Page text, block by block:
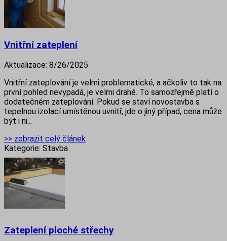
Vnitřní zateplení
Aktualizace: 8/26/2025
Vnitřní zateplování je velmi problematické, a ačkoliv to tak na
první pohled nevypadá, je velmi drahé. To samozřejmě platí o
dodatečném zateplování. Pokud se staví novostavba s
tepelnou izolací umístěnou uvnitř, jde o jiný případ, cena může
být i ni...
>> zobrazit celý článek
Kategorie: Stavba
Zateplení ploché střechy